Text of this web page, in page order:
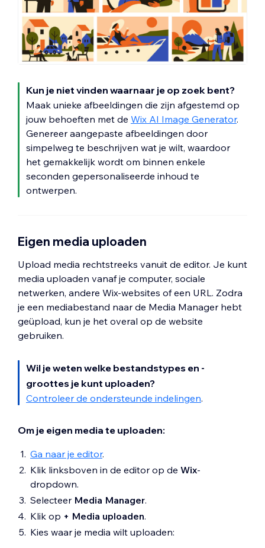
Kun je niet vinden waarnaar je op zoek bent?
Maak unieke afbeeldingen die zijn afgestemd op
jouw behoeften met de Wix AI Image Generator.
Genereer aangepaste afbeeldingen door
simpelweg te beschrijven wat je wilt, waardoor
het gemakkelijk wordt om binnen enkele
seconden gepersonaliseerde inhoud te
ontwerpen.
Eigen media uploaden
Upload media rechtstreeks vanuit de editor. Je kunt
media uploaden vanaf je computer, sociale
netwerken, andere Wix-websites of een URL. Zodra
je een mediabestand naar de Media Manager hebt
geüpload, kun je het overal op de website
gebruiken.
Wil je weten welke bestandstypes en -
groottes je kunt uploaden?
Controleer de ondersteunde indelingen.
Om je eigen media te uploaden:
Ga naar je editor.
Klik linksboven in de editor op de Wix-
dropdown.
Selecteer Media Manager.
Klik op + Media uploaden.
Kies waar je media wilt uploaden: